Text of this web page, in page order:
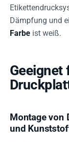
Dämpfung und
Farbe ist weiß.
Geeignet
Montage von
und